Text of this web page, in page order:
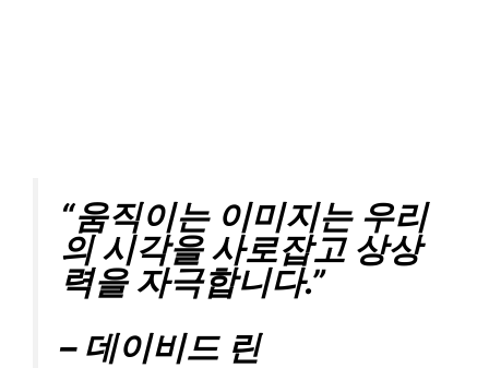
“움직이는 이미지는 우리
의 시각을 사로잡고 상상
력을 자극합니다.”
– 데이비드 린